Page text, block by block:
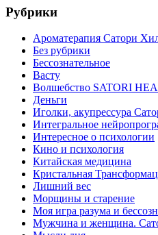
Рубрики
Ароматерапия Сатори
Без рубрики
Бессознательное
Васту
Волшебство SATORI
Деньги
Иголки, акупрессура
Интегральное
Интересное о психологии
Кино и психология
Китайская медицина
Кристальная
Лишний вес
Морщины и старение
Моя игра разума и
Мужчина и женщина.